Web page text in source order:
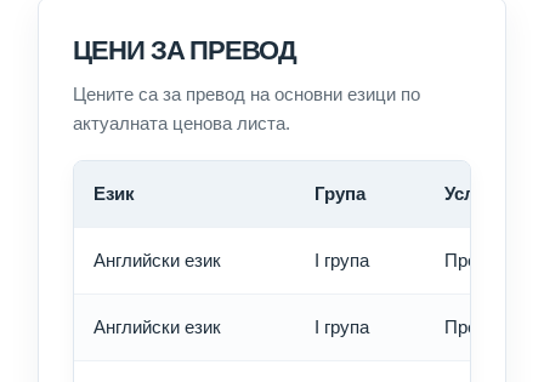
ЦЕНИ ЗА ПРЕВОД
Цените са за превод на основни езици по
актуалната ценова листа.
Език Група Услуга
Английски език I група Превод -
Английски език I група Превод -